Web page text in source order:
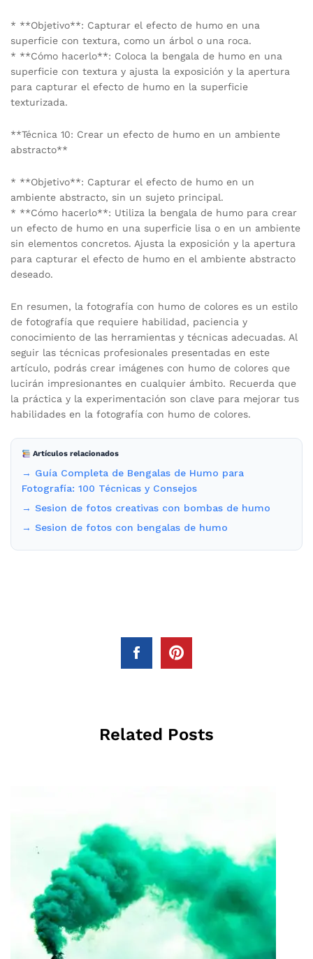
* **Objetivo**: Capturar el efecto de humo en una
superficie con textura, como un árbol o una roca.
* **Cómo hacerlo**: Coloca la bengala de humo en una
superficie con textura y ajusta la exposición y la apertura
para capturar el efecto de humo en la superficie
texturizada.
**Técnica 10: Crear un efecto de humo en un ambiente
abstracto**
* **Objetivo**: Capturar el efecto de humo en un
ambiente abstracto, sin un sujeto principal.
* **Cómo hacerlo**: Utiliza la bengala de humo para crear
un efecto de humo en una superficie lisa o en un ambiente
sin elementos concretos. Ajusta la exposición y la apertura
para capturar el efecto de humo en el ambiente abstracto
deseado.
En resumen, la fotografía con humo de colores es un estilo
de fotografía que requiere habilidad, paciencia y
conocimiento de las herramientas y técnicas adecuadas. Al
seguir las técnicas profesionales presentadas en este
artículo, podrás crear imágenes con humo de colores que
lucirán impresionantes en cualquier ámbito. Recuerda que
la práctica y la experimentación son clave para mejorar tus
habilidades en la fotografía con humo de colores.
Artículos relacionados
→ Guía Completa de Bengalas de Humo para
Fotografía: 100 Técnicas y Consejos
→ Sesion de fotos creativas con bombas de humo
→ Sesion de fotos con bengalas de humo
Related Posts